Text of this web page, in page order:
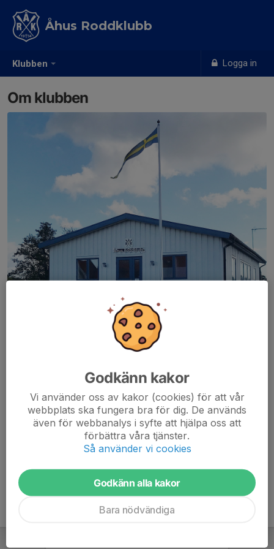
Klubben Logga in
Åhus Roddklubb
Om klubben
På de här sidorna hittar du information om klubben och vår
verksamhet. Vill du veta mer så kontakta oss gärna. Du hittar
Godkänn kakor
Vi använder oss av kakor (cookies) för att vår
webbplats ska fungera bra för dig. De används
även för webbanalys i syfte att hjälpa oss att
förbättra våra tjänster.
Så använder vi cookies
Godkänn alla kakor
Bara nödvändiga